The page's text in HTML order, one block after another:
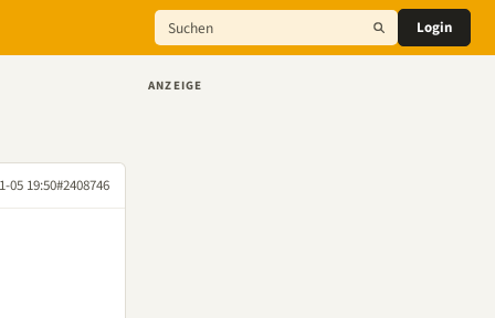
Login
05 19:50#2408746
ANZEIGE